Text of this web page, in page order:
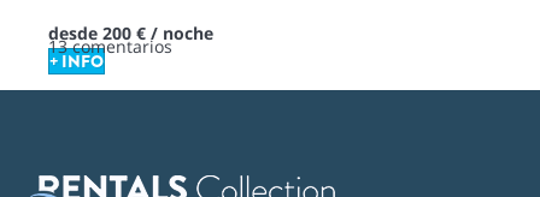
13 comentarios
desde 200 € / noche
+ INFO